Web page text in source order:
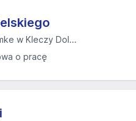
w Kleczy Dol...
o pracę